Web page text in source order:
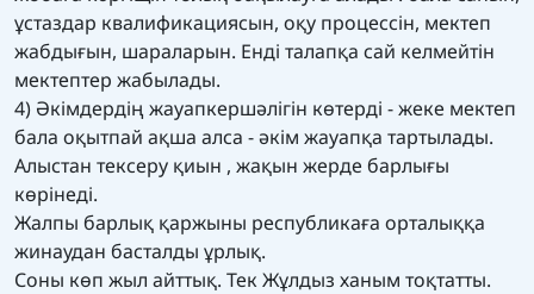
ұстаздар квалификациясын, оқу процессін, мектеп
жабдығын, шараларын. Енді талапқа сай келмейтін
мектептер жабылады.
4) Әкімдердің жауапкершәлігін көтерді - жеке мектеп
бала оқытпай ақша алса - әкім жауапқа тартылады.
Алыстан тексеру қиын , жақын жерде барлығы
көрінеді.
Жалпы барлық қаржыны республикаға орталыққа
жинаудан басталды ұрлық.
Соны көп жыл айттық. Тек Жұлдыз ханым тоқтатты.